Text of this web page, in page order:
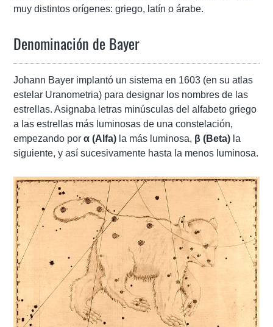
muy distintos orígenes: griego, latín o árabe.
Denominación de Bayer
Johann Bayer implantó un sistema en 1603 (en su atlas
estelar Uranometria) para designar los nombres de las
estrellas. Asignaba letras minúsculas del alfabeto griego
a las estrellas más luminosas de una constelación,
empezando porα (Alfa) la más luminosa, β (Beta) la
siguiente, y así sucesivamente hasta la menos luminosa.